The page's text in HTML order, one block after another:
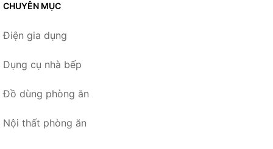
CHUYÊN MỤC
Điện gia dụng
Dụng cụ nhà bếp
Đồ dùng phòng ăn
Nội thất phòng ăn